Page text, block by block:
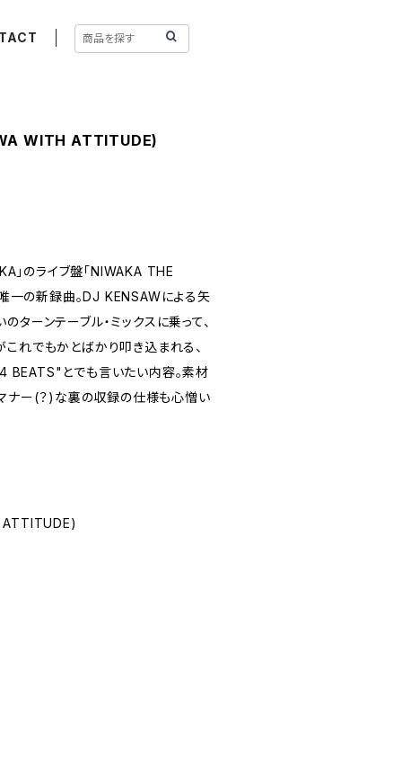
WITH ATTITUDE)
」のライブ盤「NIWAKA THE
一の新録曲。DJ KENSAWによる矢
ターンテーブル・ミックスに乗って、
れでもかとばかり叩き込まれる、
とでも言いたい内容。素材
ナー(？)な裏の収録の仕様も心憎い